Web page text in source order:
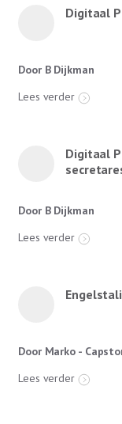
Digitaal
Door B Dijkman
Lees verder
Digitaal
Door B Dijkman
Lees verder
Door Marko -
Lees verder